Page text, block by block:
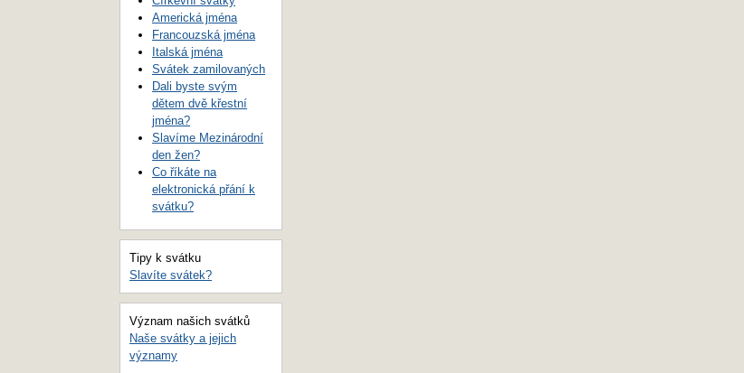
Americká jména
Francouzská jména
Italská jména
Svátek zamilovaných
Dali byste svým
dětem dvě křestní
jména?
Slavíme Mezinárodní
den žen?
Co říkáte na
elektronická přání k
svátku?
Tipy k svátku
Slavíte svátek?
Význam našich svátků
Naše svátky a jejich
významy